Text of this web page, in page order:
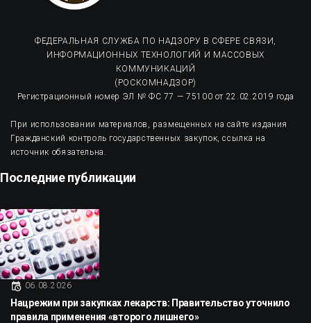
ФЕДЕРАЛЬНАЯ СЛУЖБА ПО НАДЗОРУ В СФЕРЕ СВЯЗИ,
ИНФОРМАЦИОННЫХ ТЕХНОЛОГИЙ И МАССОВЫХ
КОММУНИКАЦИЙ
(РОСКОМНАДЗОР)
Регистрационный номер ЭЛ № ФС 77 — 75100 от 22.02.2019 года
При использовании материалов, размещенных на сайте издания
Гражданский контроль государственных закупок, ссылка на
источник обязательна.
Последние публикации
06.08.2026
Нацрежим при закупках лекарств: Правительство уточнило
правила применения «второго лишнего»